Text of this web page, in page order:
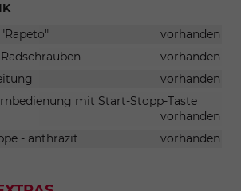
vorhanden
vorhanden
vorhanden
mit Start-Stopp-Taste
vorhanden
- anthrazit
vorhanden